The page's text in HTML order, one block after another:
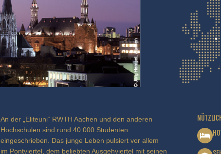
An der „Eliteuni“ RWTH Aachen und den anderen
Hochschulen sind rund 40.000 Studenten
eingeschrieben. Das junge Leben pulsiert vor allem
im Pontviertel, dem beliebten Ausgehviertel mit seinen